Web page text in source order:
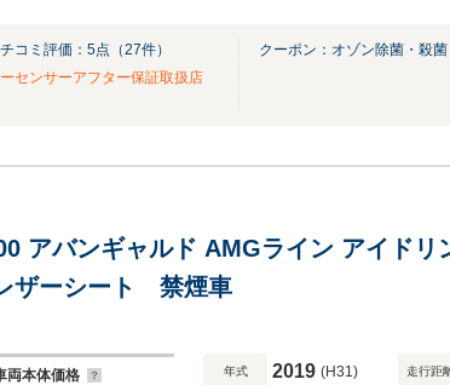
コミ評価： 5点（27件）
センサーアフター保証取扱店
クーポン：オゾン除菌・殺
アバンギャルド AMGライン アイド
ザーシート 禁煙車
両本体価格 年式 2019 (H31) 走行距